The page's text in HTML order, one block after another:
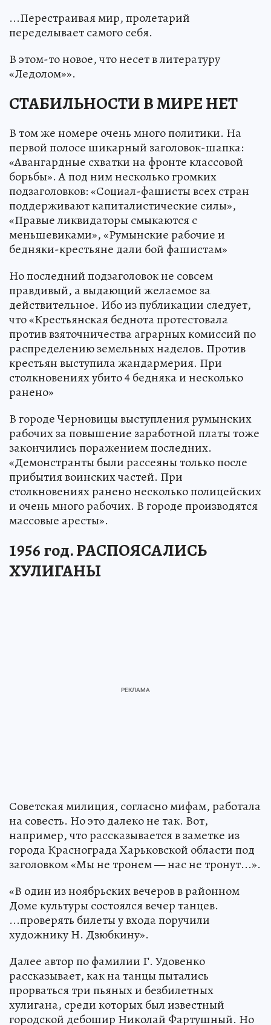
...Перестраивая мир, пролетарий
переделывает самого себя.
В этом-то новое, что несет в литературу
«Ледолом»».
СТАБИЛЬНОСТИ В МИРЕ НЕТ
В том же номере очень много политики. На
первой полосе шикарный заголовок-шапка:
«Авангардные схватки на фронте классовой
борьбы». А под ним несколько громких
подзаголовков: «Социал-фашисты всех стран
поддерживают капиталистические силы»,
«Правые ликвидаторы смыкаются с
меньшевиками», «Румынские рабочие и
бедняки-крестьяне дали бой фашистам»
Но последний подзаголовок не совсем
правдивый, а выдающий желаемое за
действительное. Ибо из публикации следует,
что «Крестьянская беднота протестовала
против взяточничества аграрных комиссий по
распределению земельных наделов. Против
крестьян выступила жандармерия. При
столкновениях убито 4 бедняка и несколько
ранено»
В городе Черновицы выступления румынских
рабочих за повышение заработной платы тоже
закончились поражением последних.
«Демонстранты были рассеяны только после
прибытия воинских частей. При
столкновениях ранено несколько полицейских
и очень много рабочих. В городе производятся
массовые аресты».
1956 год. РАСПОЯСАЛИСЬ
ХУЛИГАНЫ
Советская милиция, согласно мифам, работала
на совесть. Но это далеко не так. Вот,
например, что рассказывается в заметке из
города Краснограда Харьковской области под
заголовком «Мы не тронем — нас не тронут...».
«В один из ноябрьских вечеров в районном
Доме культуры состоялся вечер танцев.
...проверять билеты у входа поручили
художнику Н. Дзюбкину».
Далее автор по фамилии Г. Удовенко
рассказывает, как на танцы пытались
прорваться три пьяных и безбилетных
хулигана, среди которых был известный
городской дебошир Николай Фартушный. Но